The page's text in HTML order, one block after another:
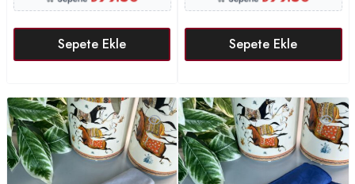
Sepete Ekle Sepete Ekle